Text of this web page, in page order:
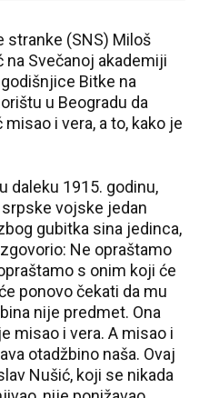
stranke (SNS) Miloš
Svečanoj akademiji
Bitke na
u Beogradu da
i vera, a to, kako je
daleku 1915. godinu,
vojske jedan
gubitka sina jedinca,
Ne opraštamo
s onim koji će
ponovo čekati da mu
nije predmet. Ona
misao i vera. A misao i
otadžbino naša. Ovaj
Nušić, koji se nikada